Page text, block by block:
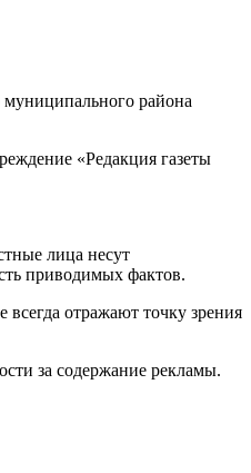
района
«Редакция газеты
лица несут
приводимых фактов.
отражают точку зрения
за содержание рекламы.